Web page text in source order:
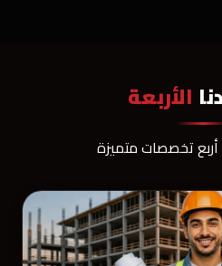
الأربعة
تخصصات متميزة